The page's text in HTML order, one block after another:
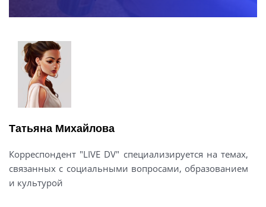
Татьяна Михайлова
Корреспондент "LIVE DV" специализируется на темах,
связанных с социальными вопросами, образованием
и культурой